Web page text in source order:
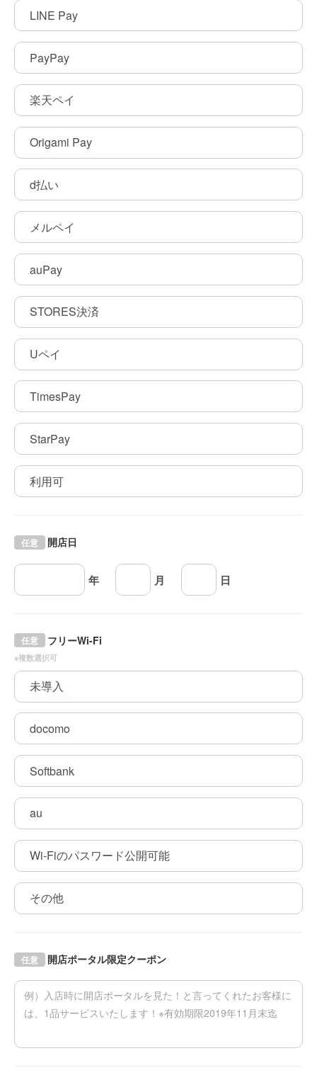
LINE Pay
PayPay
楽天ペイ
Origami Pay
d払い
メルペイ
auPay
STORES決済
Uペイ
TimesPay
StarPay
利用可
開店日
任意
年 月 日
フリーWi-Fi
任意
※複数選択可
未導入
docomo
Softbank
au
Wi-Fiのパスワード公開可能
その他
開店ポータル限定クーポン
任意